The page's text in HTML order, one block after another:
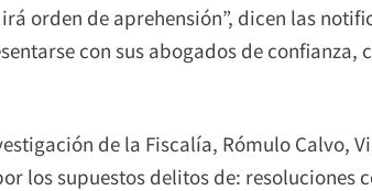
orden de aprehensión”, dicen las
con sus abogados de confianza,
de la Fiscalía, Rómulo Calvo,
los supuestos delitos de: resoluciones